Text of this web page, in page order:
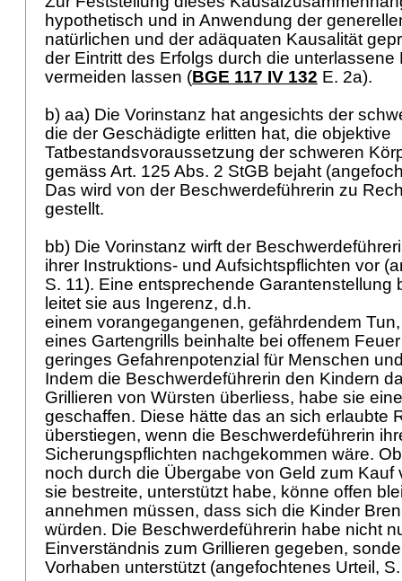
hypothetisch und in Anwendung der
natürlichen und der adäquaten Kausalität
der Eintritt des Erfolgs durch die unterlassene
vermeiden lassen (BGE 117 IV 132 E. 2a).
b) aa) Die Vorinstanz hat angesichts der
die der Geschädigte erlitten hat, die objektive
Tatbestandsvoraussetzung der schweren
gemäss Art. 125 Abs. 2 StGB bejaht
Das wird von der Beschwerdeführerin zu
gestellt.
bb) Die Vorinstanz wirft der
ihrer Instruktions- und Aufsichtspflichten vor
S. 11). Eine entsprechende Garantenstellung
leitet sie aus Ingerenz, d.h.
einem vorangegangenen, gefährdendem
eines Gartengrills beinhalte bei offenem
geringes Gefahrenpotenzial für Menschen
Indem die Beschwerdeführerin den Kindern
Grillieren von Würsten überliess, habe sie
geschaffen. Diese hätte das an sich erlaubte
überstiegen, wenn die Beschwerdeführerin
Sicherungspflichten nachgekommen wäre.
noch durch die Übergabe von Geld zum Kauf
sie bestreite, unterstützt habe, könne offen
annehmen müssen, dass sich die Kinder
würden. Die Beschwerdeführerin habe nicht
Einverständnis zum Grillieren gegeben,
Vorhaben unterstützt (angefochtenes Urteil,